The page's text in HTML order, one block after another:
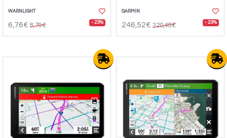
WARNLIGHT
6,76€ 8,79€ - 23%
GARMIN
246,52€ 320,48€ - 23%